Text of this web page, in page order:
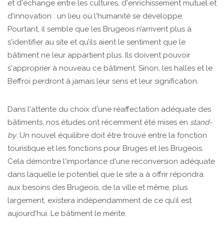
et d'échange entre les cultures, d'enrichissement mutuel et
d'innovation : un lieu où l'humanité se développe.
Pourtant, il semble que les Brugeois n’arrivent plus à
s'identifier au site et qu’ils aient le sentiment que le
bâtiment ne leur appartient plus. Ils doivent pouvoir
s'approprier à nouveau ce bâtiment. Sinon, les halles et le
Beffroi perdront à jamais leur sens et leur signification.
Dans l'attente du choix d'une réaffectation adéquate des
bâtiments, nos études ont récemment été mises en stand-
by. Un nouvel équilibre doit être trouvé entre la fonction
touristique et les fonctions pour Bruges et les Brugeois.
Cela démontre l'importance d'une reconversion adéquate
dans laquelle le potentiel que le site a à offrir répondra
aux besoins des Brugeois, de la ville et même, plus
largement, existera indépendamment de ce qu’il est
aujourd'hui. Le bâtiment le mérite.